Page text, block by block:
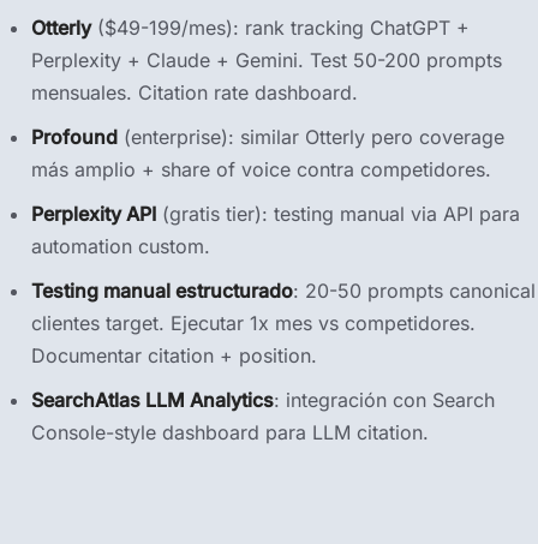
Otterly($49-199/mes): rank tracking ChatGPT +
Perplexity + Claude + Gemini. Test 50-200 prompts
mensuales. Citation rate dashboard.
Profound (enterprise): similar Otterly pero coverage
más amplio + share of voice contra competidores.
Perplexity API (gratis tier): testing manual via API para
automation custom.
Testing manual estructurado: 20-50 prompts canonical
clientes target. Ejecutar 1x mes vs competidores.
Documentar citation + position.
SearchAtlas LLM Analytics: integración con Search
Console-style dashboard para LLM citation.